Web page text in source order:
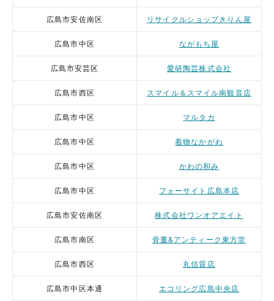
広島市安佐南区 リサイクルショップきりん屋
広島市中区 ながもち屋
広島市安芸区 愛研陶芸株式会社
広島市西区 スマイル＆スマイル南観音店
広島市中区 マルタカ
広島市中区 着物なかがわ
広島市中区 かわの和み
広島市中区 フォーサイト広島本店
広島市安佐南区 株式会社ワンオアエイト
広島市南区 骨董&アンティーク東方堂
広島市西区 丸信質店
広島市中区本通 エコリング広島中央店